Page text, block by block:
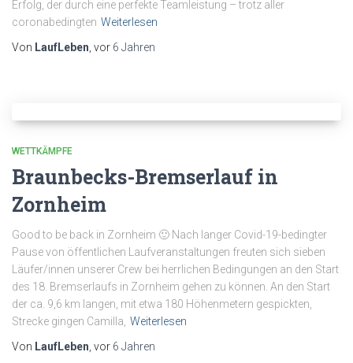
Erfolg, der durch eine perfekte Teamleistung – trotz aller
coronabedingten Weiterlesen
Von LaufLeben, vor 6 Jahren
WETTKÄMPFE
Braunbecks-Bremserlauf in
Zornheim
Good to be back in Zornheim 🙂 Nach langer Covid-19-bedingter
Pause von öffentlichen Laufveranstaltungen freuten sich sieben
Läufer/innen unserer Crew bei herrlichen Bedingungen an den Start
des 18. Bremserlaufs in Zornheim gehen zu können. An den Start
der ca. 9,6 km langen, mit etwa 180 Höhenmetern gespickten,
Strecke gingen Camilla, Weiterlesen
Von LaufLeben, vor 6 Jahren